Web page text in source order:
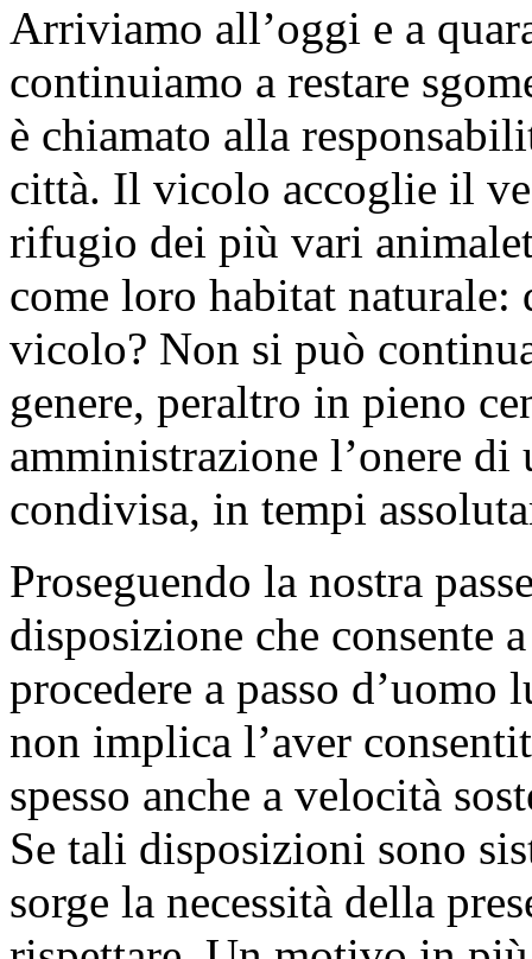
Arriviamo all’oggi e a
continuiamo a restare
è chiamato alla
città. Il vicolo accoglie il
rifugio dei più vari
come loro habitat naturale:
vicolo? Non si può
genere, peraltro in pieno
amministrazione l’onere
condivisa, in tempi
Proseguendo la nostra
disposizione che consente
procedere a passo
non implica l’aver
spesso anche a velocità
Se tali disposizioni sono
sorge la necessità della